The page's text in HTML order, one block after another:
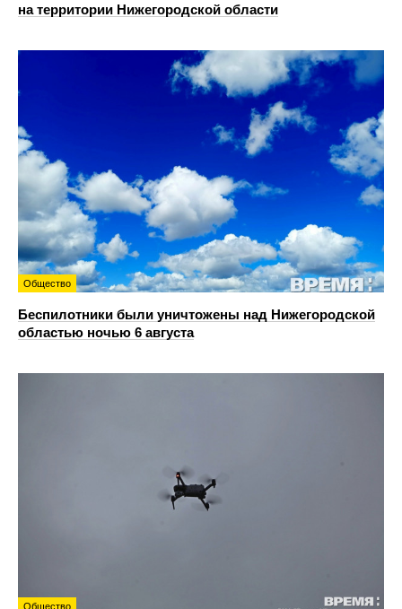
на территории Нижегородской области
Общество
Беспилотники были уничтожены над Нижегородской
областью ночью 6 августа
Общество